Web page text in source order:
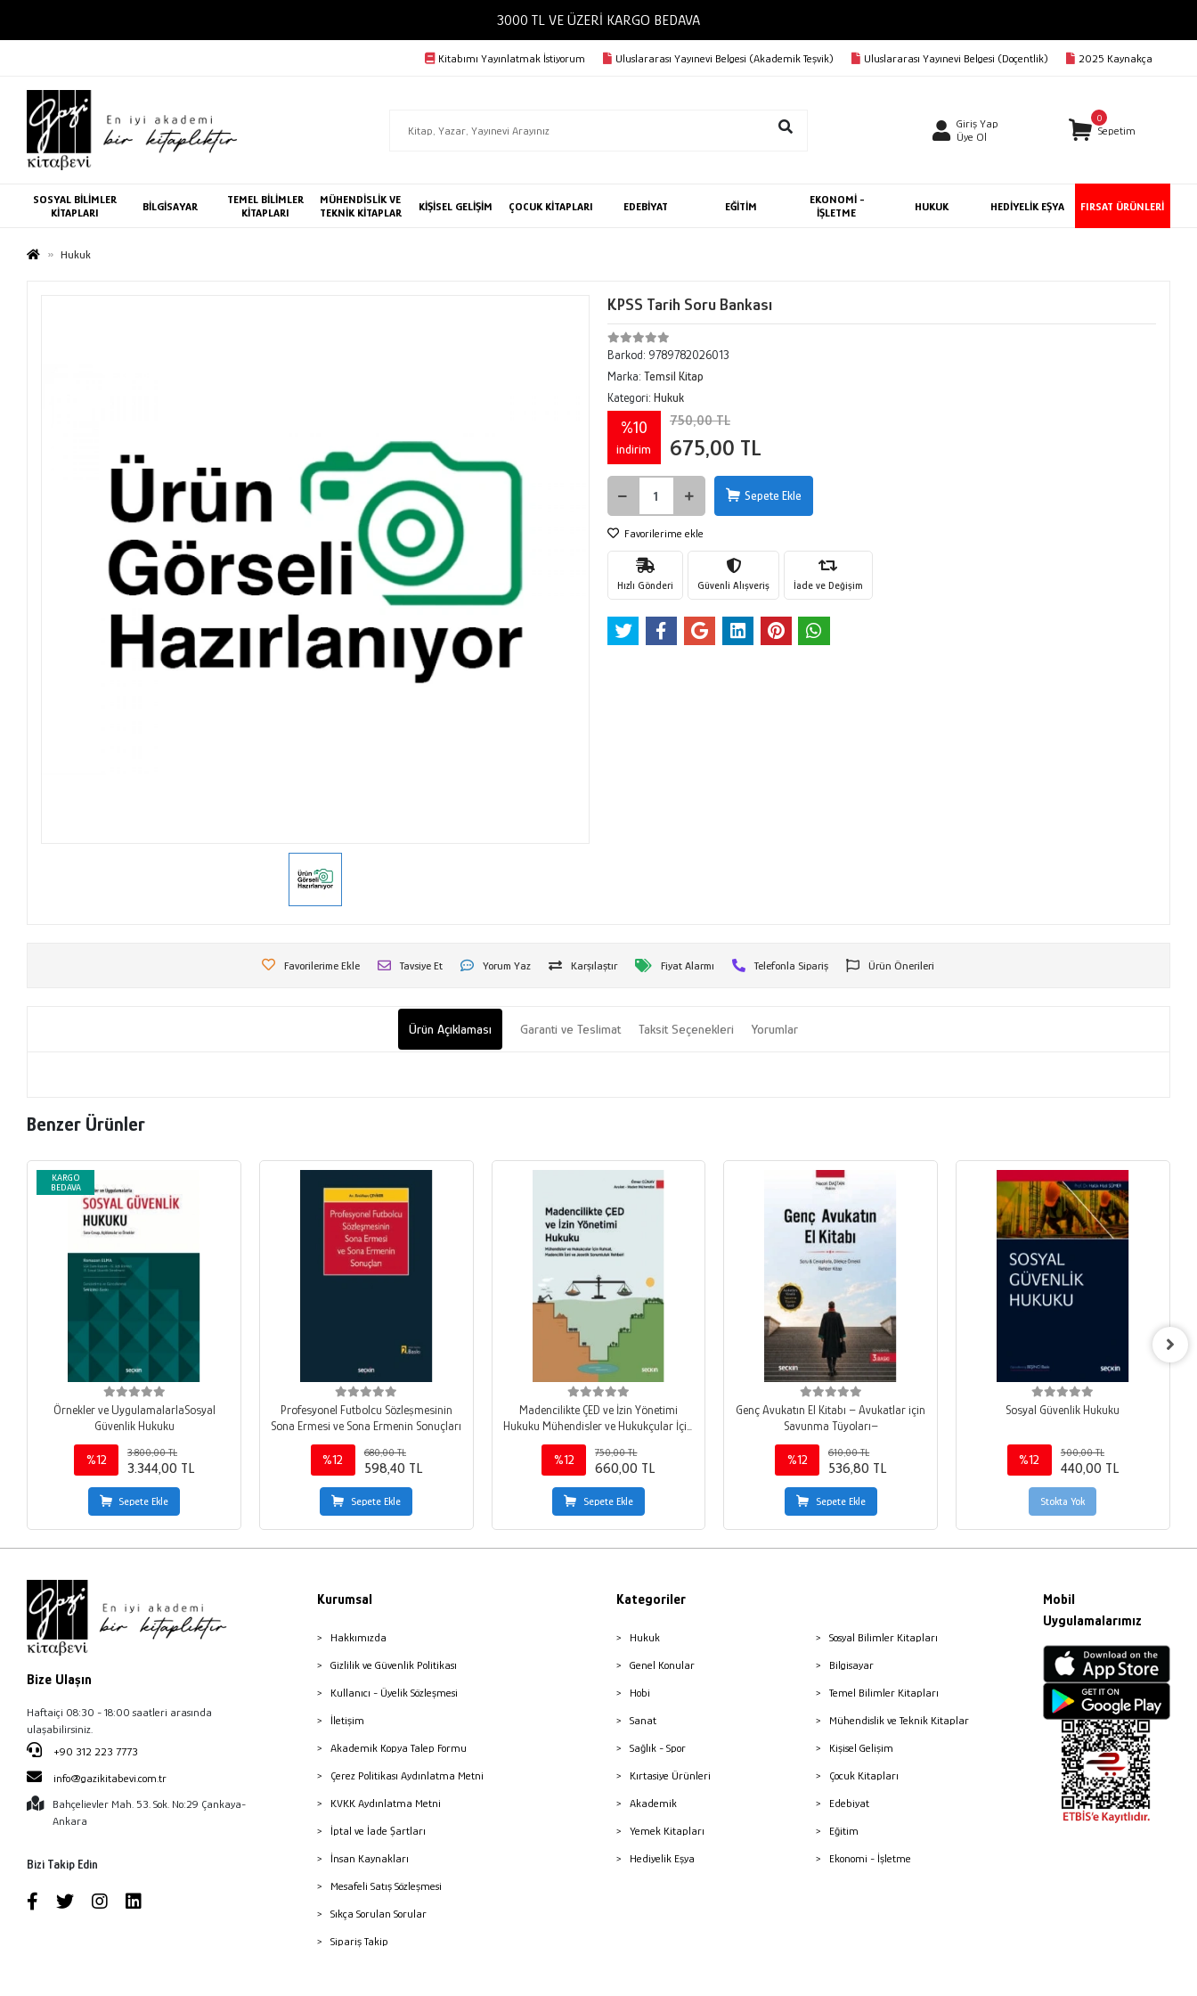
3000 TL VE ÜZERİ KARGO BEDAVA
Kitabımı Yayınlatmak İstiyorum Uluslararası Yayınevi Belgesi (Akademik Teşvik) Uluslararası Yayınevi Belgesi (Doçentlik) 2025 Kaynakça
Giriş Yap
Üye Ol
0
Sepetim
SOSYAL BİLİMLER
KİTAPLARI
BİLGİSAYAR
TEMEL BİLİMLER
KİTAPLARI
MÜHENDİSLİK VE
TEKNİK KİTAPLAR
KİŞİSEL GELİŞİM ÇOCUK KİTAPLARI EDEBİYAT EĞİTİM
EKONOMİ -
İŞLETME
HUKUK HEDİYELİK EŞYA FIRSAT ÜRÜNLERİ
Hukuk
KPSS Tarih Soru Bankası
Barkod: 9789782026013
Marka: Temsil Kitap
Kategori: Hukuk
%10
indirim
750,00 TL
675,00 TL
Sepete Ekle
Favorilerime ekle
Hızlı Gönderi Güvenli Alışveriş İade ve Değişim
Favorilerime Ekle Tavsiye Et Yorum Yaz Karşılaştır Fiyat Alarmı Telefonla Sipariş Ürün Önerileri
Ürün Açıklaması Garanti ve Teslimat Taksit Seçenekleri Yorumlar
Benzer Ürünler
KARGO
BEDAVA
Örnekler ve UygulamalarlaSosyal
Güvenlik Hukuku
%12
3.800,00 TL
3.344,00 TL
Sepete Ekle
Profesyonel Futbolcu Sözleşmesinin
Sona Ermesi ve Sona Ermenin Sonuçları
%12
680,00 TL
598,40 TL
Sepete Ekle
Madencilikte ÇED ve İzin Yönetimi
Hukuku Mühendisler ve Hukukçular İçin
Ruhsat, Madencilik İzni ve Jeoetik
Sorumluluk Rehberi
%12
750,00 TL
660,00 TL
Sepete Ekle
Genç Avukatın El Kitabı – Avukatlar için
Savunma Tüyoları–
%12
610,00 TL
536,80 TL
Sepete Ekle
Sosyal Güvenlik Hukuku
%12
500,00 TL
440,00 TL
Stokta Yok
Bize Ulaşın
Haftaiçi 08:30 - 18:00 saatleri arasında
ulaşabilirsiniz.
+90 312 223 7773
info@gazikitabevi.com.tr
Bahçelievler Mah. 53. Sok. No:29 Çankaya-
Ankara
Bizi Takip Edin
Kurumsal
Hakkımızda
Gizlilik ve Güvenlik Politikası
Kullanıcı - Üyelik Sözleşmesi
İletişim
Akademik Kopya Talep Formu
Çerez Politikası Aydınlatma Metni
KVKK Aydınlatma Metni
İptal ve İade Şartları
İnsan Kaynakları
Mesafeli Satış Sözleşmesi
Sıkça Sorulan Sorular
Sipariş Takip
Kategoriler
Hukuk
Genel Konular
Hobi
Sanat
Sağlık - Spor
Kırtasiye Ürünleri
Akademik
Yemek Kitapları
Hediyelik Eşya
Sosyal Bilimler Kitapları
Bilgisayar
Temel Bilimler Kitapları
Mühendislik ve Teknik Kitaplar
Kişisel Gelişim
Çocuk Kitapları
Edebiyat
Eğitim
Ekonomi - İşletme
Mobil
Uygulamalarımız